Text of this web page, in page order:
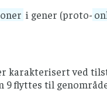
i gener (proto-
karakterisert ved
9 flyttes til